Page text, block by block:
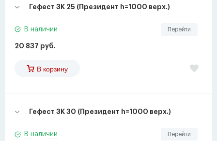
Гефест ЗК 25 (Президент h=1000 верх.)
Перейти
В наличии
20 837 руб.
В корзину
Гефест ЗК 30 (Президент h=1000 верх.)
Перейти
В наличии